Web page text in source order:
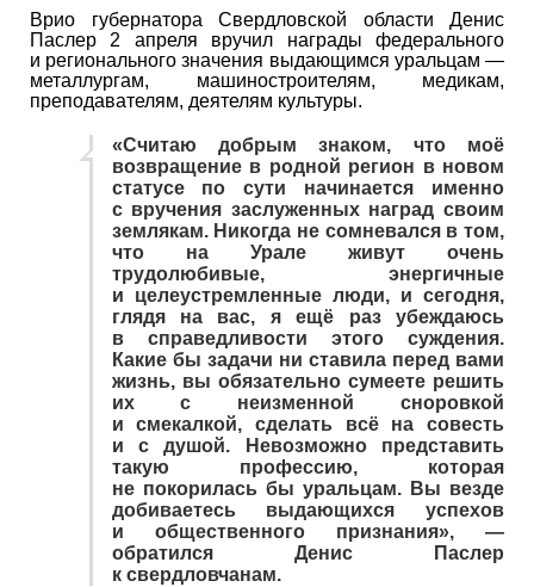
Врио губернатора Свердловской области Денис
Паслер 2 апреля вручил награды федерального
и регионального значения выдающимся уральцам —
металлургам, машиностроителям, медикам,
преподавателям, деятелям культуры.
«Считаю добрым знаком, что моё
возвращение в родной регион в новом
статусе по сути начинается именно
с вручения заслуженных наград своим
землякам. Никогда не сомневался в том,
что на Урале живут очень
трудолюбивые, энергичные
и целеустремленные люди, и сегодня,
глядя на вас, я ещё раз убеждаюсь
в справедливости этого суждения.
Какие бы задачи ни ставила перед вами
жизнь, вы обязательно сумеете решить
их с неизменной сноровкой
и смекалкой, сделать всё на совесть
и с душой. Невозможно представить
такую профессию, которая
не покорилась бы уральцам. Вы везде
добиваетесь выдающихся успехов
и общественного признания», —
обратился Денис Паслер
к свердловчанам.